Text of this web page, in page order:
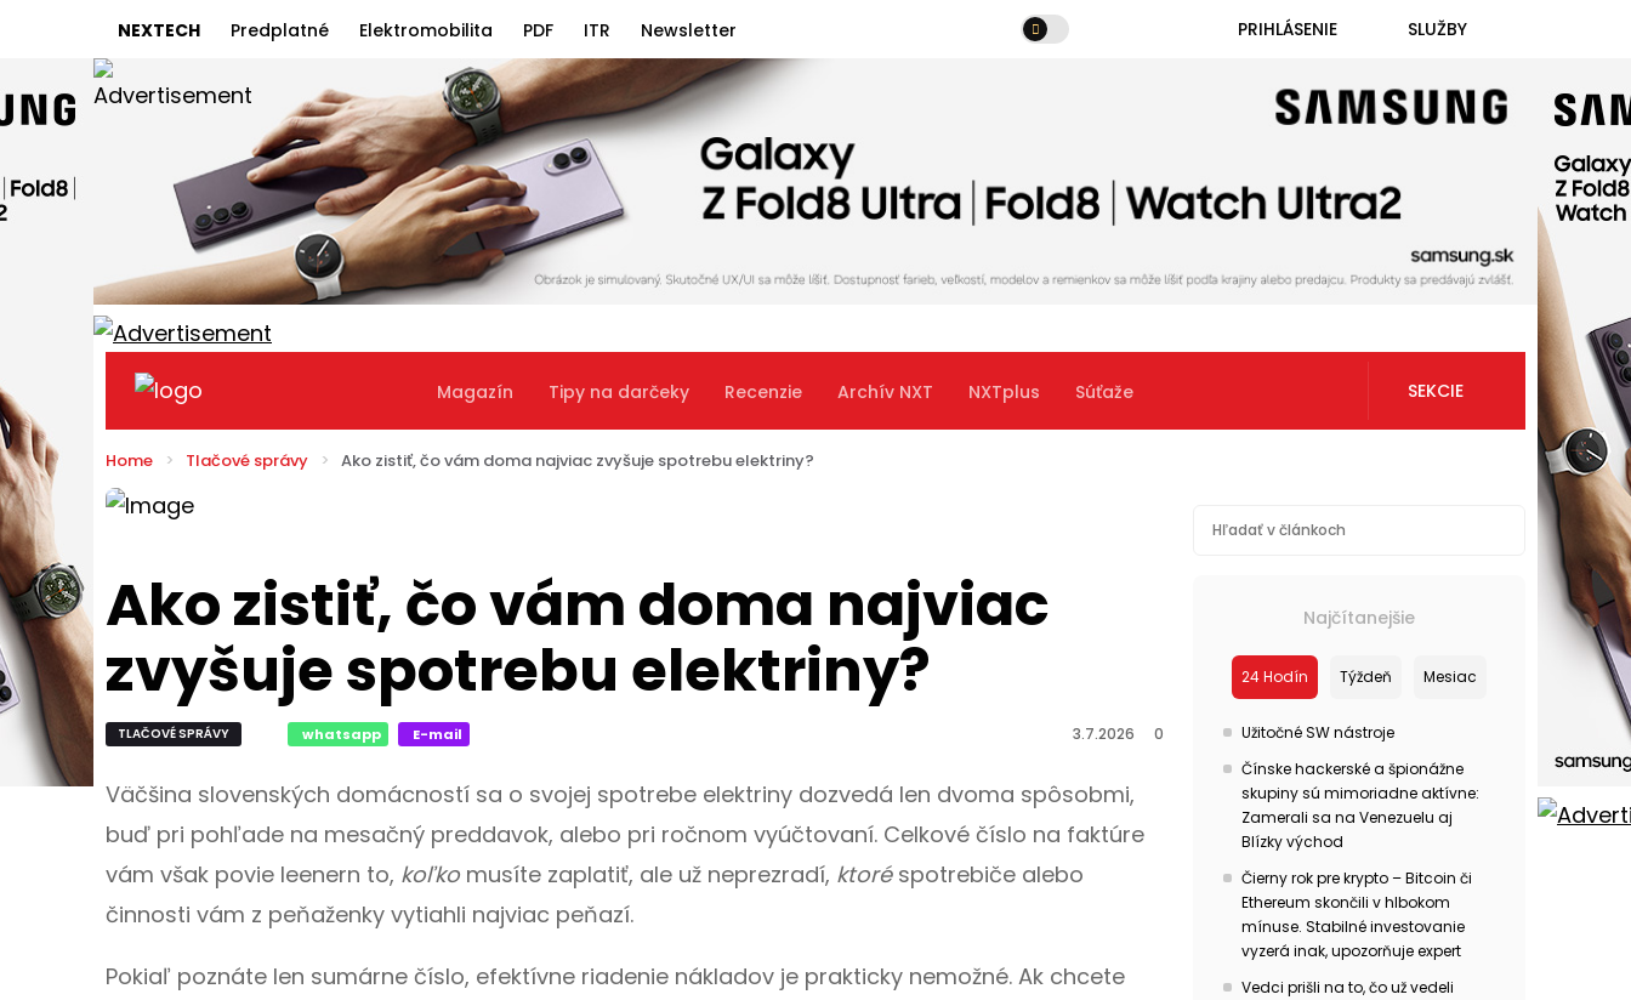
NEXTECH Predplatné Elektromobilita PDF ITR Newsletter PRIHLÁSENIE SLUŽBY
Magazín Tipy na darčeky Recenzie Archív NXT NXTplus Súťaže SEKCIE
Home Tlačové správy Ako zistiť, čo vám doma najviac zvyšuje spotrebu elektriny?
Ako zistiť, čo vám doma najviac
zvyšuje spotrebu elektriny?
TLAČOVÉ SPRÁVY whatsapp E-mail 3.7.2026 0
Väčšina slovenských domácností sa o svojej spotrebe elektriny dozvedá len dvoma spôsobmi,
buď pri pohľade na mesačný preddavok, alebo pri ročnom vyúčtovaní. Celkové číslo na faktúre
vám však povie leenern to, koľko musíte zaplatiť, ale už neprezradí, ktoréspotrebiče alebo
činnosti vám z peňaženky vytiahli najviac peňazí.
Pokiaľ poznáte len sumárne číslo, efektívne riadenie nákladov je prakticky nemožné. Ak chcete
Najčítanejšie
24 Hodín Týždeň Mesiac
Užitočné SW nástroje
Čínske hackerské a špionážne
skupiny sú mimoriadne aktívne:
Zamerali sa na Venezuelu aj
Blízky východ
Čierny rok pre krypto – Bitcoin či
Ethereum skončili v hlbokom
mínuse. Stabilné investovanie
vyzerá inak, upozorňuje expert
Vedci prišli na to, čo už vedeli